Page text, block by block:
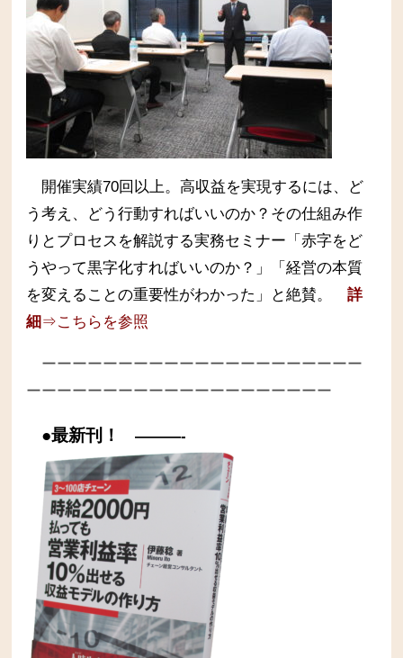
開催実績70回以上。高収益を実現するには、ど
う考え、どう行動すればいいのか？その仕組み作
りとプロセスを解説する実務セミナー 「赤字をど
うやって黒字化すればいいのか？」「経営の本質
を変えることの重要性がわかった」と絶賛。
詳
細⇒こちらを参照
ーーーーーーーーーーーーーーーーーーーーー
ーーーーーーーーーーーーーーーーーーーー
●最新刊！ ———-